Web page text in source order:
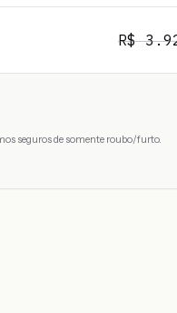
R$
seguros de somente roubo/furto.